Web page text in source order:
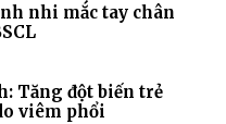
nhi mắc tay chân
Tăng đột biến trẻ
viêm phổi